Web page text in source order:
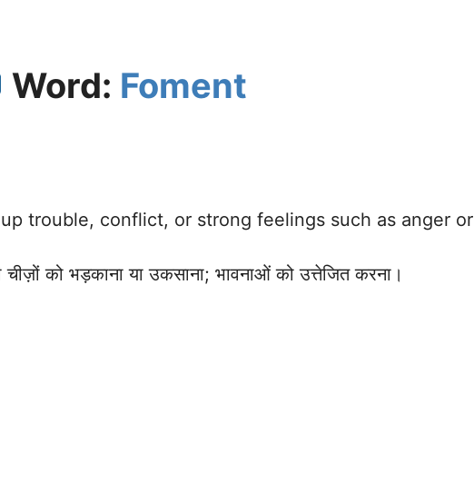
Word: Foment
trouble, conflict, or strong feelings such as anger or
को भड़काना या उकसाना; भावनाओं को उत्तेजित करना।